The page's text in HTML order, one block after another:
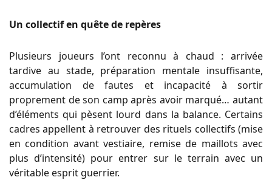
Un collectif en quête de repères
Plusieurs joueurs l’ont reconnu à chaud : arrivée
tardive au stade, préparation mentale insuffisante,
accumulation de fautes et incapacité à sortir
proprement de son camp après avoir marqué… autant
d’éléments qui pèsent lourd dans la balance. Certains
cadres appellent à retrouver des rituels collectifs (mise
en condition avant vestiaire, remise de maillots avec
plus d’intensité) pour entrer sur le terrain avec un
véritable esprit guerrier.